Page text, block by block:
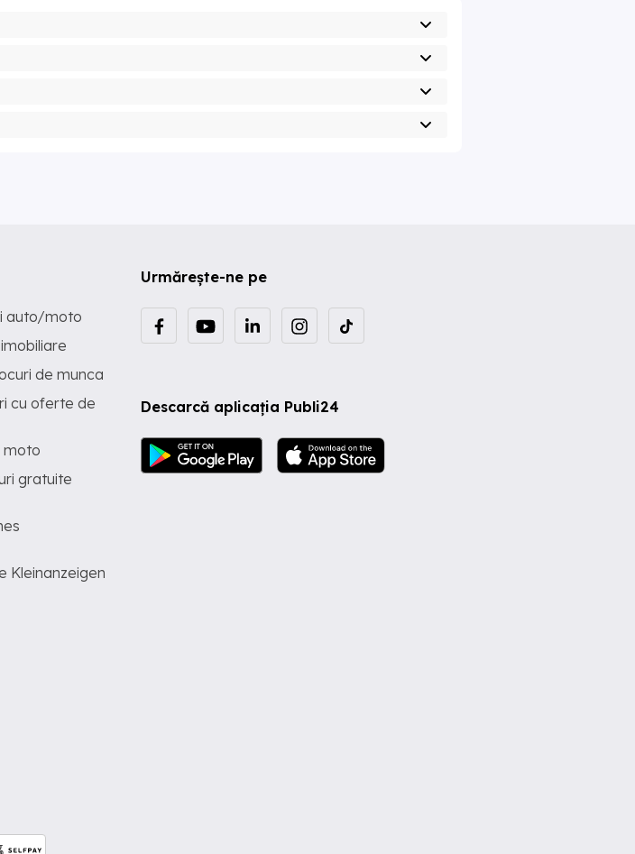
Urmărește-ne pe
Descarcă aplicația Publi24
auto/moto
de munca
cu oferte de
moto
gratuite
Kleinanzeigen